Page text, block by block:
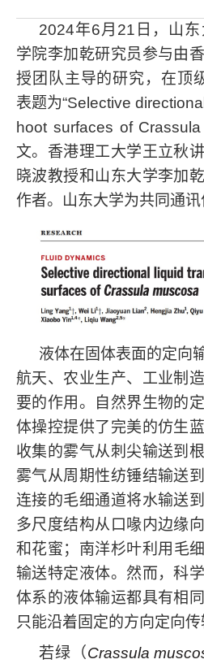
2024年6月 21 日，山
学院李加乾研究员参与由
授团队主导的研究，在顶
表题为“Selective
hoot surfaces of
文。香港理工大学王立秋
晓波教授和山东大学李加
作者。山东大学为共同通讯
液体在固体表面的定向
航天、农业生产、工业制
要的作用。自然界生物的
体操控提供了完美的仿生
收集的雾气从刺尖输送到
雾气从周期性纺锤结输送
连接的毛细通道将水输送
多尺度结构从口喙内边缘
和花蜜；南洋杉叶利用毛
输送特定液体。然而，科
体系的液体输运都具有相
只能沿着固定的方向定向传
若绿（Crassula